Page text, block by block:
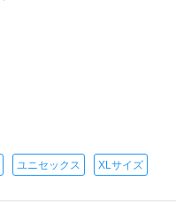
ユニセックス XLサイズ